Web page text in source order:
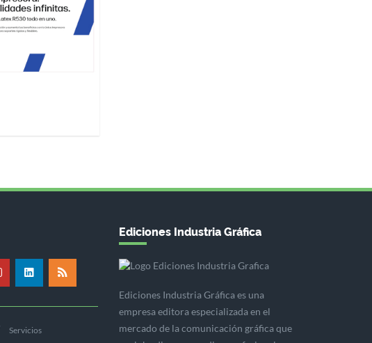
Servicios
Ediciones Industria Gráfica
Ediciones Industria Gráfica es una
empresa editora especializada en el
mercado de la comunicación gráfica que